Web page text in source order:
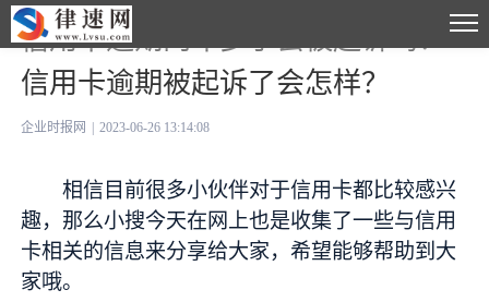
信用卡逾期两年多了会被起诉吗？
信用卡逾期被起诉了会怎样？
企业时报网 2023-06-26 13:14:08
相信目前很多小伙伴对于信用卡都比较感兴
趣，那么小搜今天在网上也是收集了一些与信用
卡相关的信息来分享给大家，希望能够帮助到大
家哦。